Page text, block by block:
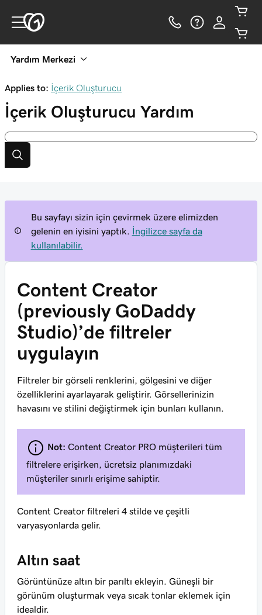
Yardım Merkezi
Applies to: İçerik Oluşturucu
İçerik Oluşturucu Yardım
Bu sayfayı sizin için çevirmek üzere elimizden
gelenin en iyisini yaptık.
İngilizce sayfa da
kullanılabilir.
Content Creator
(previously GoDaddy
Studio)’de filtreler
uygulayın
Filtreler bir görseli renklerini, gölgesini ve diğer
özelliklerini ayarlayarak geliştirir. Görsellerinizin
havasını ve stilini değiştirmek için bunları kullanın.
Not: Content Creator PRO müşterileri tüm
filtrelere erişirken, ücretsiz planımızdaki
müşteriler sınırlı erişime sahiptir.
Content Creator filtreleri 4 stilde ve çeşitli
varyasyonlarda gelir.
Altın saat
Görüntünüze altın bir parıltı ekleyin. Güneşli bir
görünüm oluşturmak veya sıcak tonlar eklemek için
idealdir.